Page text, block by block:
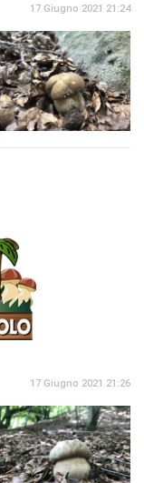
17 Giugno 2021 21:24
17 Giugno 2021 21:26